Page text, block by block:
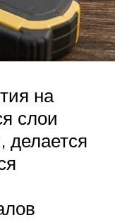
на
слои
делается